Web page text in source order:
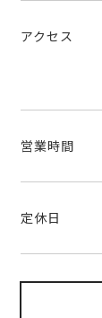
アクセス
営業時間
定休日